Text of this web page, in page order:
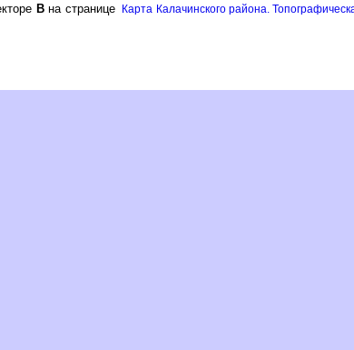
на странице Карта Калачинского района.